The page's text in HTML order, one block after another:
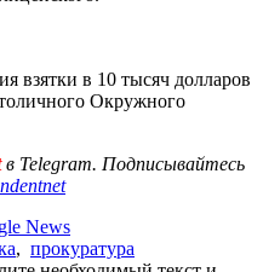
взятки в 10 тысяч долларов
Окружного
в Telegram. Подписывайтесь
News
, прокуратура